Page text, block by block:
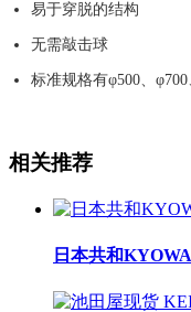
易于穿脱的结构
无需敲击球
标准规格有φ500、φ700
相关推荐
日本共和